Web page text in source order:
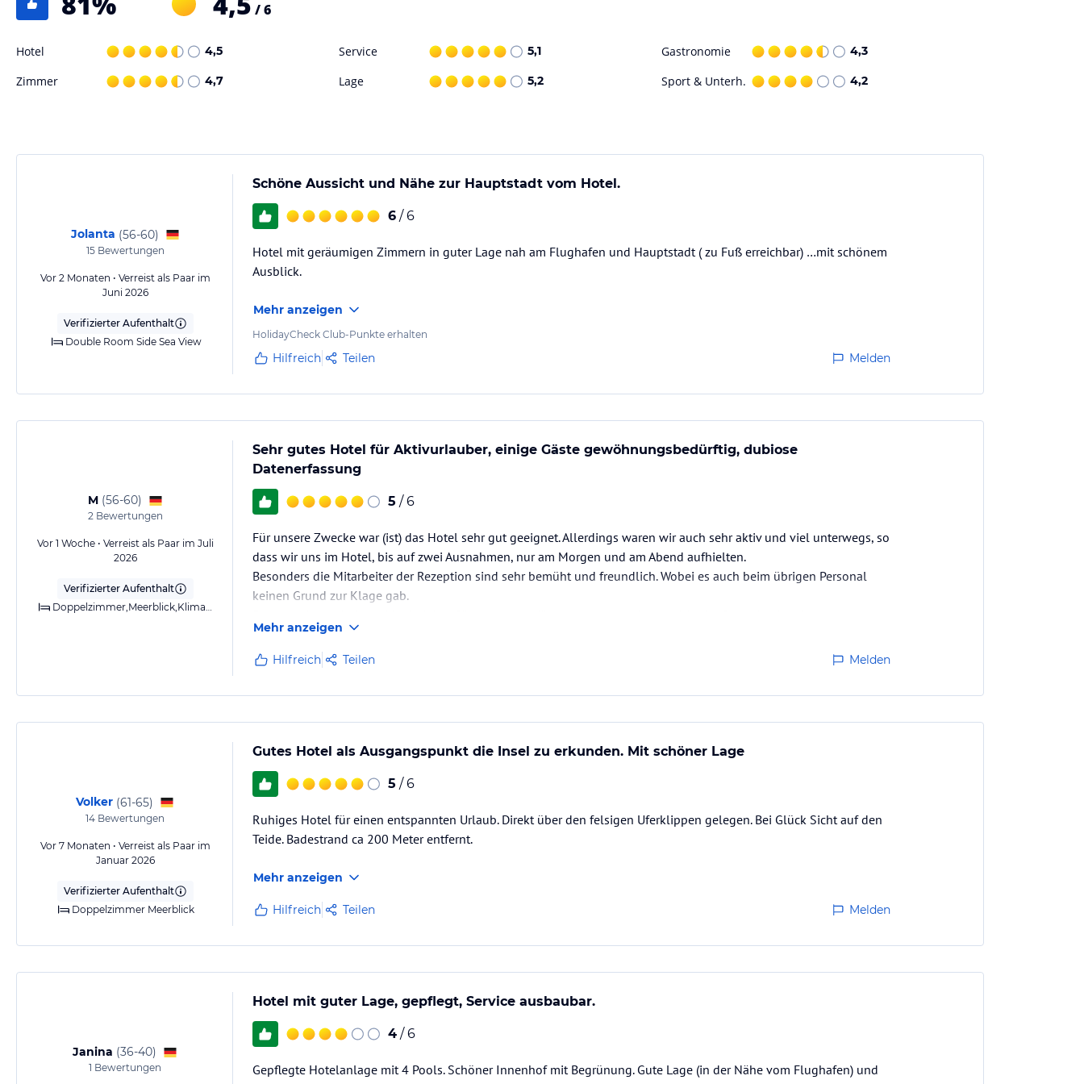
Fitnesssraum
Sonstige Einrichtungen und Services
3 Außenpools für Erwachsene (1 davon im Winter beheizt)
Außenparkplatz (nicht überwacht)
Hinweis: Allgemeine und unverbindliche Hoteliers-/Veranstalter-/Kataloginformationen. Alle Angaben ohne
Gewähr und ohne Prüfung durch HolidayCheck. Bitte lies vor der Buchung die verbindlichen Angebotsdetailsdes
/ 6
Hotel 4,5 Service 5,1 Gastronomie 4,3
Zimmer 4,7 Lage 5,2 Sport & Unterh. 4,2
Jolanta (56-60)
15Bewertungen
Vor 2 Monaten • Verreist als Paar im
Juni 2026
Verifizierter Aufenthalt
Double Room Side Sea View
Schöne Aussicht und Nähe zur Hauptstadt vom Hotel.
6 / 6
Hotel mit geräumigen Zimmern in guter Lage nah am Flughafen und Hauptstadt ( zu Fuß erreichbar) …mit schönem
Ausblick.
Mehr anzeigen
HolidayCheck Club-Punkte erhalten
Hilfreich Teilen Melden
M (56-60)
2Bewertungen
Vor 1 Woche • Verreist als Paar im Juli
2026
Verifizierter Aufenthalt
Doppelzimmer,Meerblick,Klimaanlage,Bad,Balkon o. Terrasse
Sehr gutes Hotel für Aktivurlauber, einige Gäste gewöhnungsbedürftig, dubiose
Datenerfassung
5 / 6
Für unsere Zwecke war (ist) das Hotel sehr gut geeignet. Allerdings waren wir auch sehr aktiv und viel unterwegs, so
dass wir uns im Hotel, bis auf zwei Ausnahmen, nur am Morgen und am Abend aufhielten.
Besonders die Mitarbeiter der Rezeption sind sehr bemüht und freundlich. Wobei es auch beim übrigen Personal
keinen Grund zur Klage gab.
Es ist etwas schade, dass man es offenbar aufgegeben hat, beim Abendessen…
Mehr anzeigen
Hilfreich Teilen Melden
Volker (61-65)
14 Bewertungen
Vor 7 Monaten • Verreist als Paar im
Januar 2026
Verifizierter Aufenthalt
Doppelzimmer Meerblick
Gutes Hotel als Ausgangspunkt die Insel zu erkunden. Mit schöner Lage
5 / 6
Ruhiges Hotel für einen entspannten Urlaub. Direkt über den felsigen Uferklippen gelegen. Bei Glück Sicht auf den
Teide. Badestrand ca 200 Meter entfernt.
Mehr anzeigen
Hilfreich Teilen Melden
Janina (36-40)
1 Bewertungen
Hotel mit guter Lage, gepflegt, Service ausbaubar.
4 / 6
Gepflegte Hotelanlage mit 4 Pools. Schöner Innenhof mit Begrünung. Gute Lage (in der Nähe vom Flughafen) und